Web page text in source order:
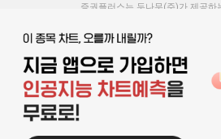
증권플러스는 두나무(주)가 제공하
투자 참고사항이며, 정보 제공 과정에서 오류나
두나무(주)는 제공된 정보에 의한 투자 결과
부담하지 않습니다. 본 서비스에서 제공되는 정
이용약관 | 청소년보호정책 개
기사배열 기본방침 | 고객센터 |
서울특별시 서초구 강남대로
사업자 등록번호